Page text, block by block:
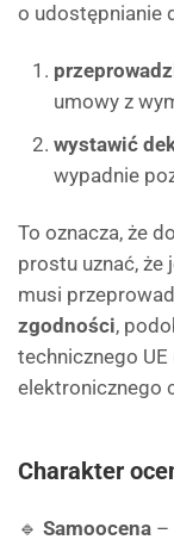
o udostępnianie
umowy z
wystawić
wypadnie
To oznacza, że
prostu uznać, że
musi
zgodności,
technicznego
elektronicznego
Charakter
🔹 Samoocena –